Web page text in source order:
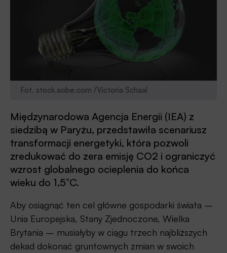
Fot. stock.aobe.com /Victoria Schaal
Międzynarodowa Agencja Energii (IEA) z
siedzibą w Paryżu, przedstawiła scenariusz
transformacji energetyki, która pozwoli
zredukować do zera emisję CO2 i ograniczyć
wzrost globalnego ocieplenia do końca
wieku do 1,5°C.
Aby osiągnąć ten cel główne gospodarki świata –
Unia Europejska, Stany Zjednoczone, Wielka
Brytania – musiałyby w ciągu trzech najbliższych
dekad dokonać gruntownych zmian w swoich